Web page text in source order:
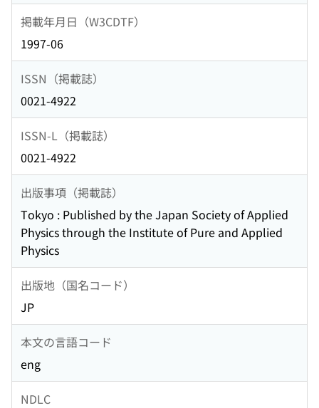
掲載年月日（W3CDTF）
1997-06
ISSN（掲載誌）
0021-4922
ISSN-L（掲載誌）
0021-4922
出版事項（掲載誌）
Tokyo : Published by the Japan Society of Applied
Physics through the Institute of Pure and Applied
Physics
出版地（国名コード）
JP
本文の言語コード
eng
NDLC